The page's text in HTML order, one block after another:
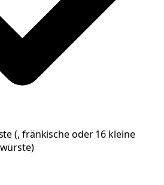
(, fränkische oder 16 kleine
)